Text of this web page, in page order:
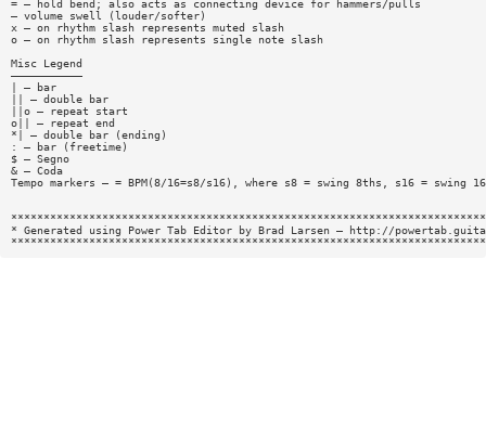
= — hold bend; also acts as connecting device for hammers/pulls
— volume swell (louder/softer)
x — on rhythm slash represents muted slash
o — on rhythm slash represents single note slash
Misc Legend
———————————
| — bar
|| — double bar
||o — repeat start
o|| — repeat end
*| — double bar (ending)
: — bar (freetime)
$ — Segno
& — Coda
Tempo markers — = BPM(8/16=s8/s16), where s8 = swing 8ths, s16 = swing
* Generated using Power Tab Editor by Brad Larsen — http://